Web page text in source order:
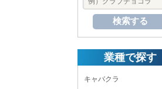
検索する
業種で探す
キャバクラ